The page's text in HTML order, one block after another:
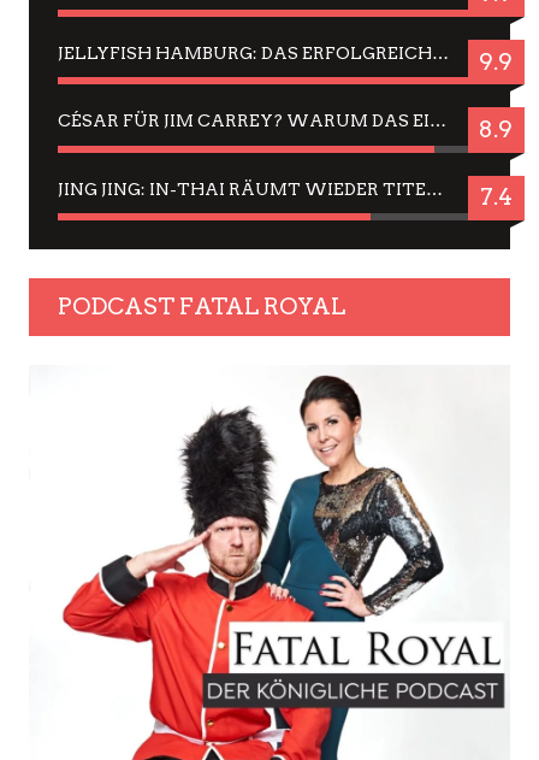
JELLYFISH HAMBURG: DAS ERFOLGREICHE SOMMER-MENÜ 2025 IN GEFÜHLEN UND BILDERN 9.9
CÉSAR FÜR JIM CARREY? WARUM DAS EINER DER NERVIGSTEN ACTORS IST UND BLEIBT 8.9
JING JING: IN-THAI RÄUMT WIEDER TITEL AB – EIN ZWEI-STUNDEN-ERLEBNISBERICHT 7.4
PODCAST FATAL ROYAL